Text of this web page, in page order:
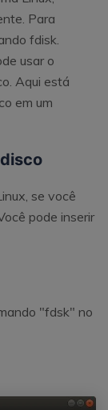
Para
fdisk.
usar o
Aqui está
em um
se você
pode inserir
"fdsk" no